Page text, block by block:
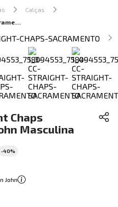
Calças
Calça Jeans Straight Chaps Sacramento John John Masculina
Chaps
Masculina
-40%
John